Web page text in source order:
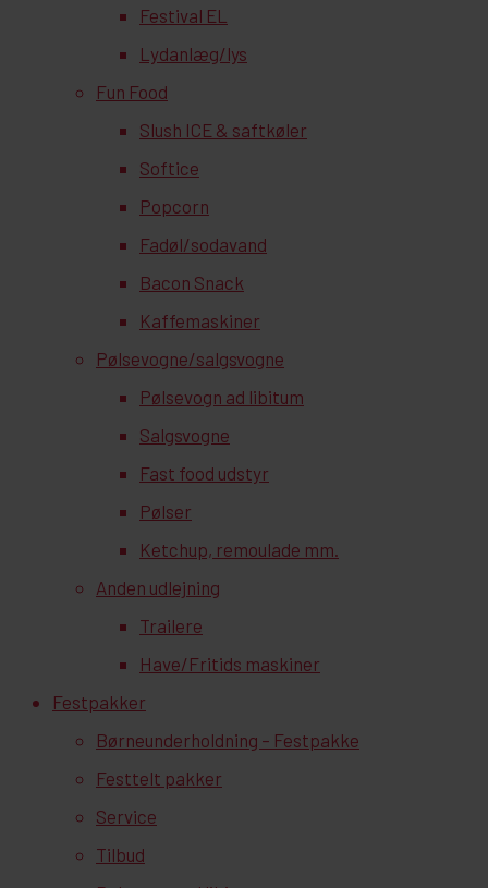
Festival EL
Lydanlæg/lys
Fun Food
Slush ICE & saftkøler
Softice
Popcorn
Fadøl/sodavand
Bacon Snack
Kaffemaskiner
Pølsevogne/salgsvogne
Pølsevogn ad libitum
Salgsvogne
Fast food udstyr
Pølser
Ketchup, remoulade mm.
Anden udlejning
Trailere
Have/Fritids maskiner
Festpakker
Børneunderholdning – Festpakke
Festtelt pakker
Service
Tilbud